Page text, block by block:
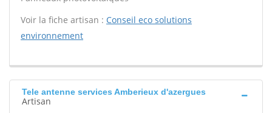
Voir la fiche artisan : Conseil eco solutions
environnement
Tele antenne services Amberieux d'azergues
Artisan